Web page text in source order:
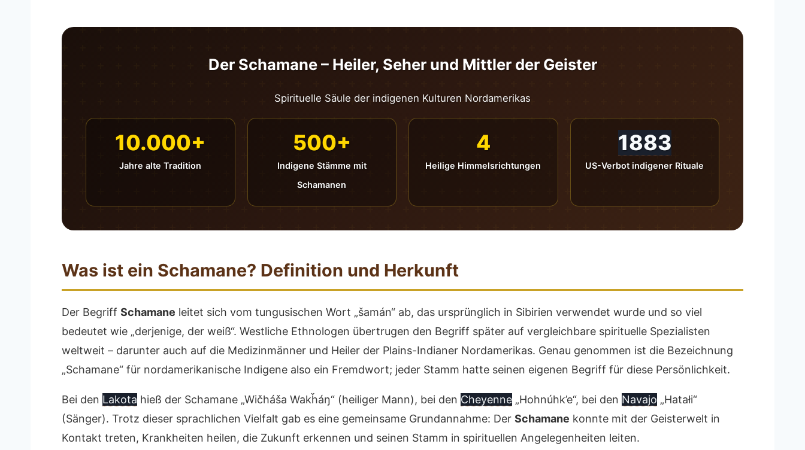
Der Schamane – Heiler, Seher und Mittler der Geister
Spirituelle Säule der indigenen Kulturen Nordamerikas
10.000+
Jahre alte Tradition
500+
Indigene Stämme mit
Schamanen
4
Heilige Himmelsrichtungen
1883
US-Verbot indigener Rituale
Was ist ein Schamane? Definition und Herkunft
Der Begriff Schamane leitet sich vom tungusischen Wort „šamán“ ab, das ursprünglich in Sibirien verwendet wurde und so viel
bedeutet wie „derjenige, der weiß“. Westliche Ethnologen übertrugen den Begriff später auf vergleichbare spirituelle Spezialisten
weltweit – darunter auch auf die Medizinmänner und Heiler der Plains-Indianer Nordamerikas. Genau genommen ist die Bezeichnung
„Schamane“ für nordamerikanische Indigene also ein Fremdwort; jeder Stamm hatte seinen eigenen Begriff für diese Persönlichkeit.
Bei den Lakota hieß der Schamane „Wičháša Wakȟáŋ“ (heiliger Mann), bei den Cheyenne „Hohnúhk’e“, bei den Navajo „Hatałi“
(Sänger). Trotz dieser sprachlichen Vielfalt gab es eine gemeinsame Grundannahme: Der Schamane konnte mit der Geisterwelt in
Kontakt treten, Krankheiten heilen, die Zukunft erkennen und seinen Stamm in spirituellen Angelegenheiten leiten.